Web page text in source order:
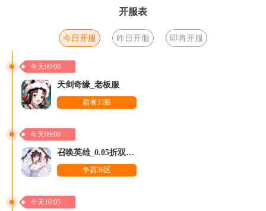
开服表
今日开服 昨日开服 即将开服
今天00:00
天剑奇缘_老板服
霸者33服
今天09:00
召唤英雄_0.05折双倍代金买断
争霸36区
今天10:05